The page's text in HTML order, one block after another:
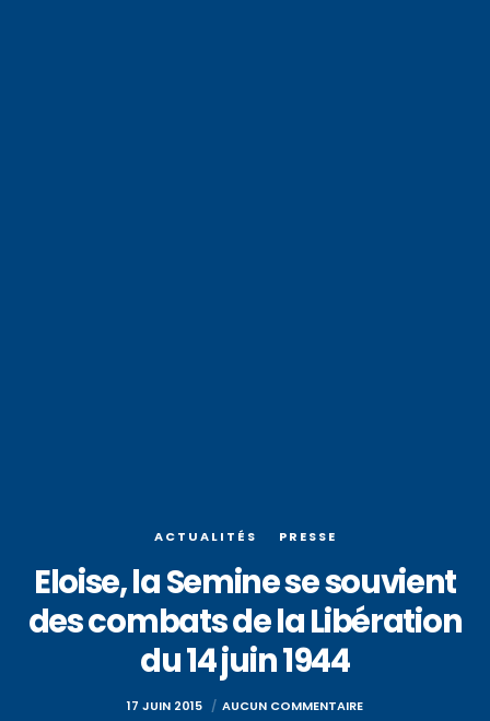
ACTUALITÉS PRESSE
Eloise, la Semine se souvient
des combats de la Libération
du 14 juin 1944
17 JUIN 2015 AUCUN COMMENTAIRE